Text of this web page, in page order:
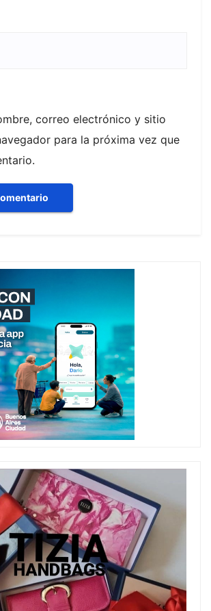
correo electrónico y sitio
para la próxima vez que